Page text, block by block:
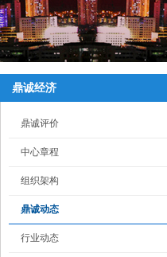
鼎诚经济
鼎诚评价
中心章程
组织架构
鼎诚动态
行业动态